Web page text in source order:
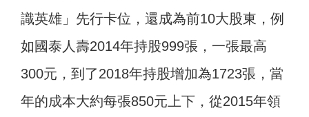
識英雄」先行卡位，還成為前10大股東，例
如國泰人壽2014年持股999張，一張最高
300元，到了2018年持股增加為1723張，當
年的成本大約每張850元上下，從2015年領